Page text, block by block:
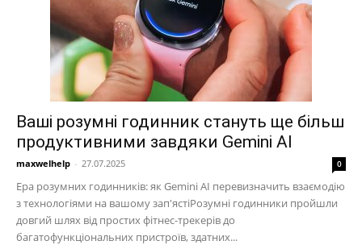
Ваші розумні годинник стануть ще більш
продуктивними завдяки Gemini AI
maxwelhelp - 27.07.2025 0
Ера розумних годинників: як Gemini AI перевизначить взаємодію
з технологіями на вашому зап'ястіРозумні годинники пройшли
довгий шлях від простих фітнес-трекерів до
багатофункціональних пристроїв, здатних...